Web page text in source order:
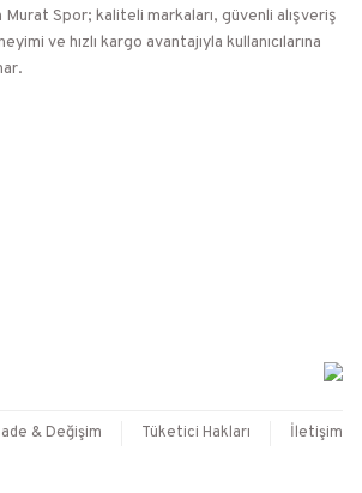
Murat Spor; kaliteli markaları, güvenli alışveriş
ve hızlı kargo avantajıyla kullanıcılarına
& Değişim Tüketici Hakları İletişim